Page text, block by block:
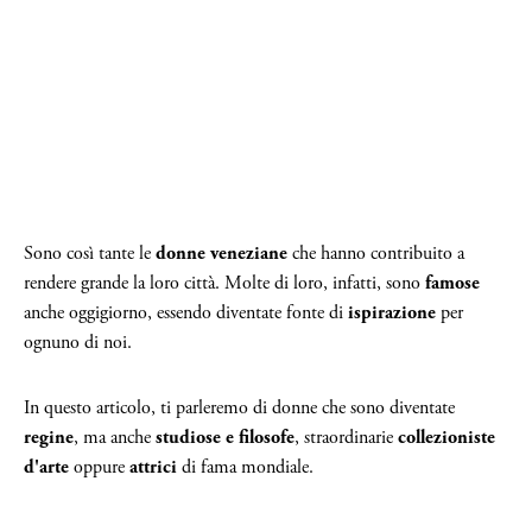
Sono così tante ledonne venezianeche hanno contribuito a
rendere grande la loro città. Molte di loro, infatti, sonofamose
anche oggigiorno, essendo diventate fonte diispirazione per
ognuno di noi.
In questo articolo, ti parleremo di donne che sono diventate
regine, ma anchestudiose e filosofe, straordinariecollezioniste
d'arteoppureattricidi fama mondiale.